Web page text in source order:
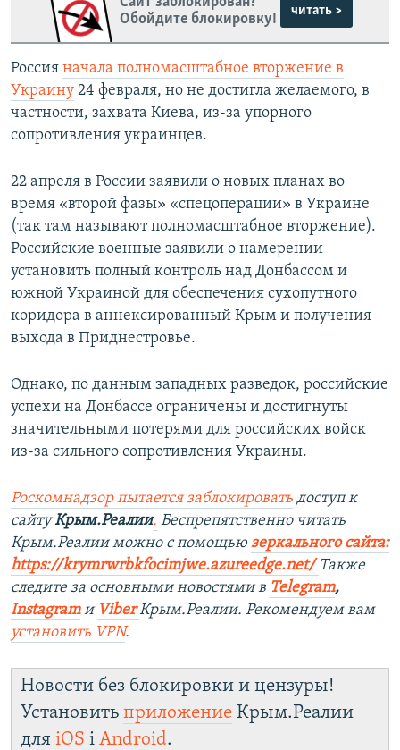
Обойдите блокировку!
читать >
Россия начала полномасштабное вторжение в
Украину 24 февраля, но не достигла желаемого, в
частности, захвата Киева, из-за упорного
сопротивления украинцев.
22 апреля в России заявили о новых планах во
время «второй фазы» «спецоперации» в Украине
(так там называют полномасштабное вторжение).
Российские военные заявили о намерении
установить полный контроль над Донбассом и
южной Украиной для обеспечения сухопутного
коридора в аннексированный Крым и получения
выхода в Приднестровье.
Однако, по данным западных разведок, российские
успехи на Донбассе ограничены и достигнуты
значительными потерями для российских войск
из-за сильного сопротивления Украины.
Роскомнадзор пытается заблокировать доступ к
сайтуКрым.Реалии. Беспрепятственно читать
Крым.Реалии можно с помощью зеркального сайта:
https://krymrwrbkfocimjwe.azureedge.net/ Также
следите за основными новостями в Telegram,
Instagram и ViberКрым.Реалии. Рекомендуем вам
установить VPN.
Новости без блокировки и цензуры!
Установить приложение Крым.Реалии
для iOS і Android.